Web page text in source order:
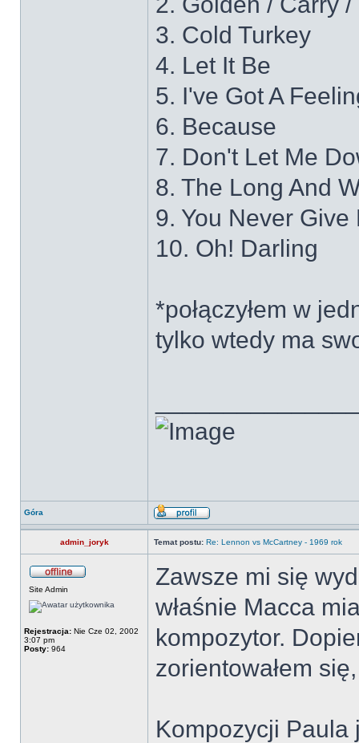
3. Cold Turkey
4. Let It Be
5. I've Got A
6. Because
7. Don't Let Me
8. The Long And
9. You Never Give
10. Oh! Darling
*połączyłem w
tylko wtedy ma
Góra
admin_joryk Temat postu: Re: Lennon vs McCartney - 1969 rok
Site Admin
Rejestracja: Nie Cze 02, 2002
3:07 pm
Posty: 964
Zawsze mi się
właśnie Macca
kompozytor.
zorientowałem
Kompozycji Paula